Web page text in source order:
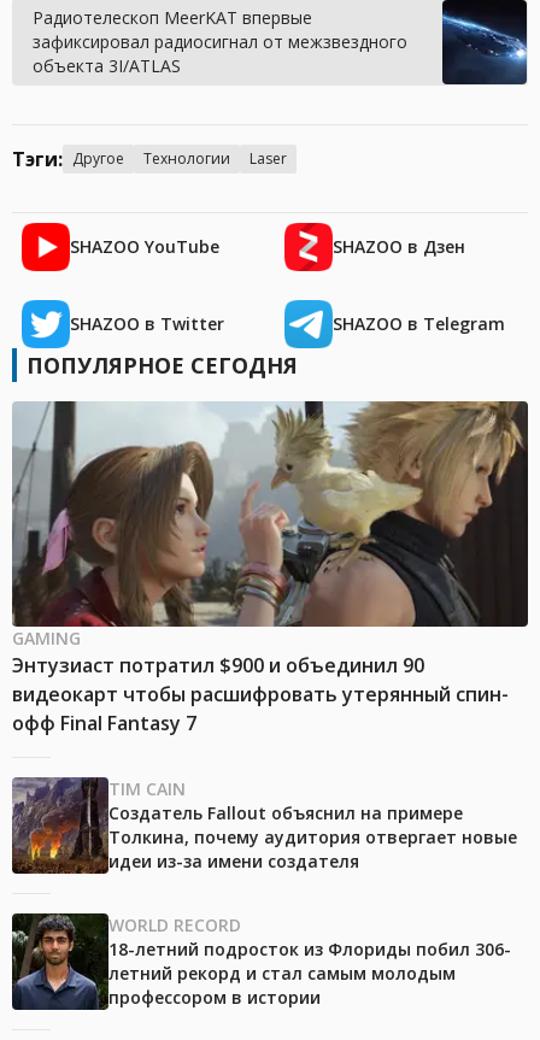
Радиотелескоп MeerKAT впервые
зафиксировал радиосигнал от межзвездного
объекта 3I/ATLAS
Тэги: Другое Технологии Laser
SHAZOO YouTube SHAZOO в Дзен
SHAZOO в Twitter SHAZOO в Telegram
ПОПУЛЯРНОЕ СЕГОДНЯ
GAMING
Энтузиаст потратил $900 и объединил 90
видеокарт чтобы расшифровать утерянный спин-
офф Final Fantasy 7
TIM CAIN
Создатель Fallout объяснил на примере
Толкина, почему аудитория отвергает новые
идеи из-за имени создателя
WORLD RECORD
18-летний подросток из Флориды побил 306-
летний рекорд и стал самым молодым
профессором в истории